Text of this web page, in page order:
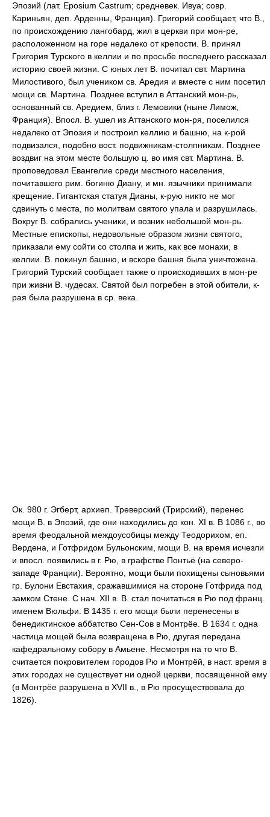
Эпозий (лат. Eposium Castrum; средневек. Ивуа; совр.
Кариньян, деп. Арденны, Франция). Григорий сообщает, что В.,
по происхождению лангобард, жил в церкви при мон-ре,
расположенном на горе недалеко от крепости. В. принял
Григория Турского в келлии и по просьбе последнего рассказал
историю своей жизни. С юных лет В. почитал свт. Мартина
Милостивого, был учеником св. Аредия и вместе с ним посетил
мощи св. Мартина. Позднее вступил в Аттанский мон-рь,
основанный св. Аредием, близ г. Лемовики (ныне Лимож,
Франция). Впосл. В. ушел из Аттанского мон-ря, поселился
недалеко от Эпозия и построил келлию и башню, на к-рой
подвизался, подобно вост. подвижникам-столпникам. Позднее
воздвиг на этом месте большую ц. во имя свт. Мартина. В.
проповедовал Евангелие среди местного населения,
почитавшего рим. богиню Диану, и мн. язычники принимали
крещение. Гигантская статуя Дианы, к-рую никто не мог
сдвинуть с места, по молитвам святого упала и разрушилась.
Вокруг В. собрались ученики, и возник небольшой мон-рь.
Местные епископы, недовольные образом жизни святого,
приказали ему сойти со столпа и жить, как все монахи, в
келлии. В. покинул башню, и вскоре башня была уничтожена.
Григорий Турский сообщает также о происходивших в мон-ре
при жизни В. чудесах. Святой был погребен в этой обители, к-
рая была разрушена в ср. века.
Ок. 980 г. Эгберт, архиеп. Треверский (Трирский), перенес
мощи В. в Эпозий, где они находились до кон. XI в. В 1086 г., во
время феодальной междоусобицы между Теодорихом, еп.
Вердена, и Готфридом Бульонским, мощи В. на время исчезли
и впосл. появились в г. Рю, в графстве Понтьё (на северо-
западе Франции). Вероятно, мощи были похищены сыновьями
гр. Булони Евстахия, сражавшимися на стороне Готфрида под
замком Стене. С нач. XII в. В. стал почитаться в Рю под франц.
именем Вюльфи. В 1435 г. его мощи были перенесены в
бенедиктинское аббатство Сен-Сов в Монтрёе. В 1634 г. одна
частица мощей была возвращена в Рю, другая передана
кафедральному собору в Амьене. Несмотря на то что В.
считается покровителем городов Рю и Монтрёй, в наст. время в
этих городах не существует ни одной церкви, посвященной ему
(в Монтрёе разрушена в XVII в., в Рю просуществовала до
1826).